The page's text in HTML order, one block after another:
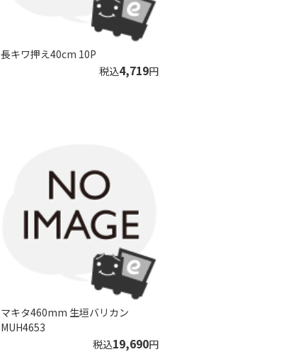
長キワ押え40cm 10P
税込4,719円
マキタ460mm 生垣バリカン
MUH4653
税込19,690円